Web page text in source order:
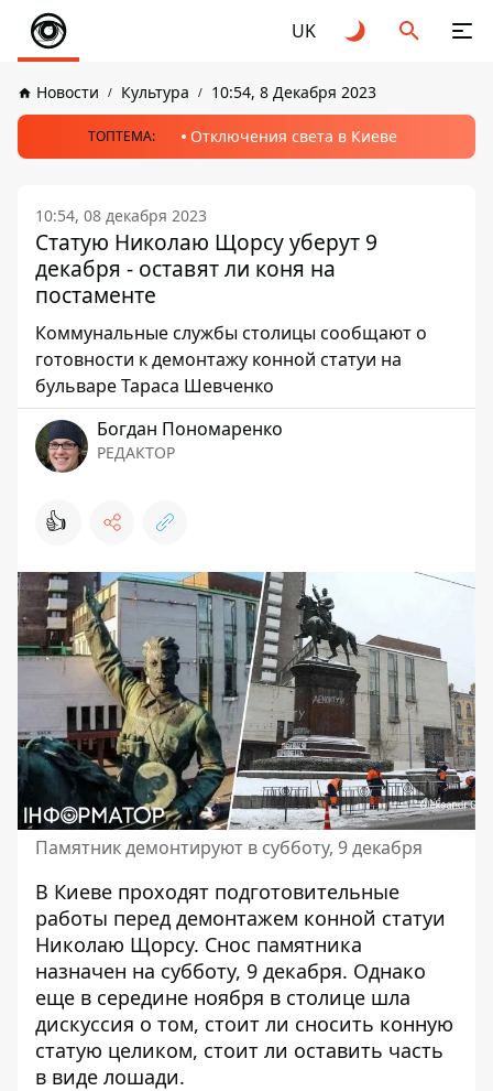
UK
Новости Культура 10:54, 8 Декабря 2023
ТОПТЕМА: Отключения света в Киеве
10:54, 08 декабря 2023
Статую Николаю Щорсу уберут 9
декабря - оставят ли коня на
постаменте
Коммунальные службы столицы сообщают о
готовности к демонтажу конной статуи на
бульваре Тараса Шевченко
Богдан Пономаренко
РЕДАКТОР
👍
Памятник демонтируют в субботу, 9 декабря
В Киеве проходят подготовительные
работы перед демонтажем конной статуи
Николаю Щорсу. Снос памятника
назначен на субботу, 9 декабря. Однако
еще в середине ноября в столице шла
дискуссия о том, стоит ли сносить конную
статую целиком, стоит ли оставить часть
в виде лошади.